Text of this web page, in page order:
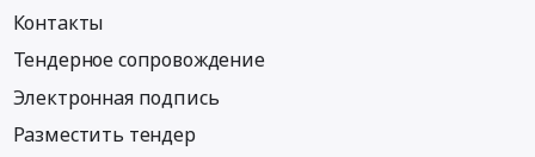
Контакты
Тендерное сопровождение
Электронная подпись
Разместить тендер